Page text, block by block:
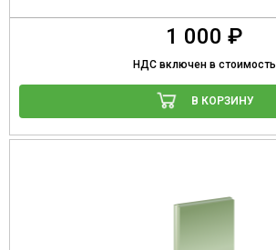
1 000 ₽
НДС включен в стоимость
В КОРЗИНУ